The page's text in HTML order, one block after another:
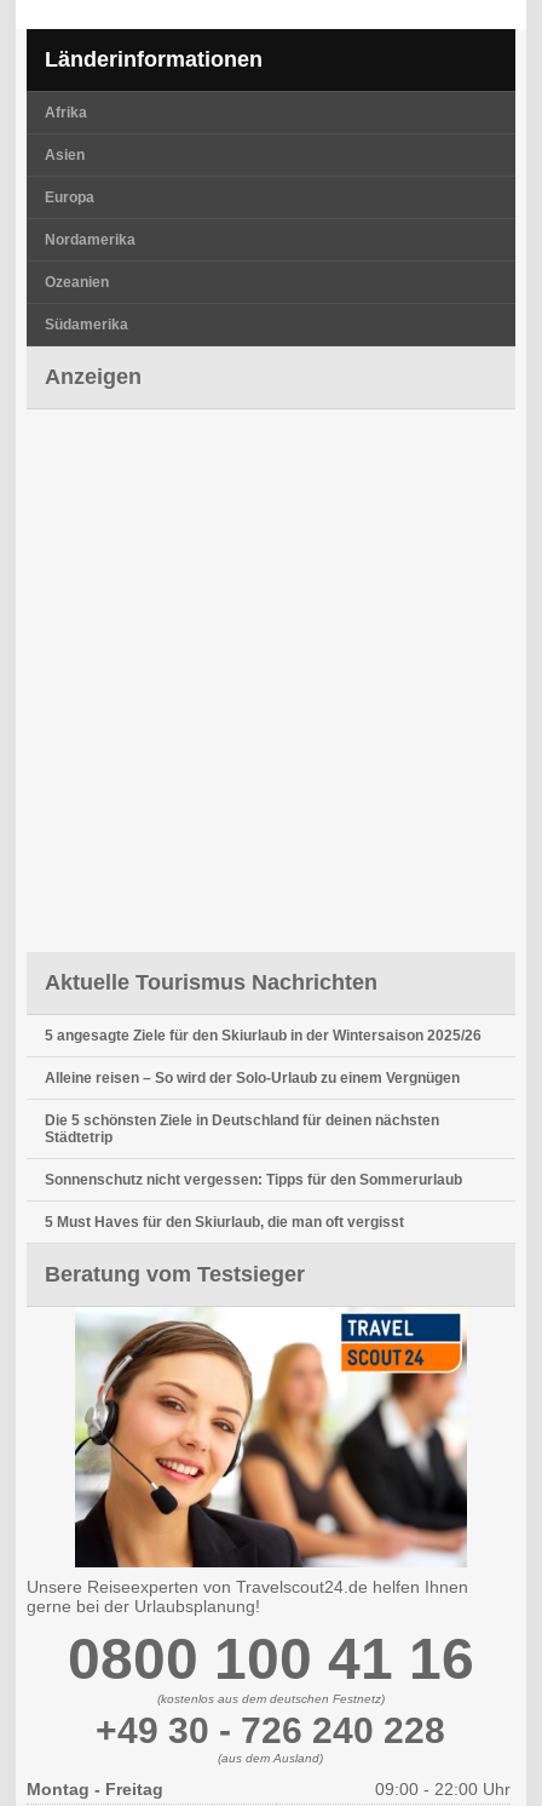
Länderinformationen
Afrika
Asien
Europa
Nordamerika
Ozeanien
Südamerika
Anzeigen
Aktuelle Tourismus Nachrichten
5 angesagte Ziele für den Skiurlaub in der Wintersaison 2025/26
Alleine reisen – So wird der Solo-Urlaub zu einem Vergnügen
Die 5 schönsten Ziele in Deutschland für deinen nächsten
Städtetrip
Sonnenschutz nicht vergessen: Tipps für den Sommerurlaub
5 Must Haves für den Skiurlaub, die man oft vergisst
Beratung vom Testsieger
Unsere Reiseexperten von Travelscout24.de helfen Ihnen
gerne bei der Urlaubsplanung!
0800 100 41 16
(kostenlos aus dem deutschen Festnetz)
+49 30 - 726 240 228
(aus dem Ausland)
Montag - Freitag 09:00 - 22:00 Uhr